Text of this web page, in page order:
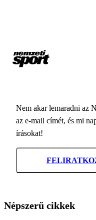
Nem akar lemaradni az
az e-mail címét, és mi
írásokat!
Népszerű cikkek